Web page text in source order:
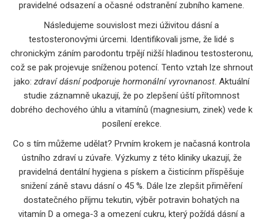
pravidelné odsazení a očasné odstranění zubního kamene.
Následujeme souvislost mezi úživitou dásní a
testosteronovými úrcemi. Identifikovali jsme, že lidé s
chronickým záním parodontu trpějí nižší hladinou testosteronu,
což se pak projevuje sníženou potencí. Tento vztah lze shrnout
jako: zdraví dásní podporuje hormonální vyrovnanost. Aktuální
studie záznamně ukazují, že po zlepšení úští přítomnost
dobrého dechového úhlu a vitamínů (magnesium, zinek) vede k
posílení erekce.
Co s tím můžeme udělat? Prvním krokem je načasná kontrola
ústního zdraví u zúvaře. Výzkumy z této kliniky ukazují, že
pravidelná dentální hygiena s pískem a čisticínm příspěšuje
snižení záně stavu dásní o 45 %. Dále lze zlepšit přiměření
dostatečného příjmu tekutin, výběr potravin bohatých na
vitamín D a omega-3 a omezení cukru, který požídá dásní a